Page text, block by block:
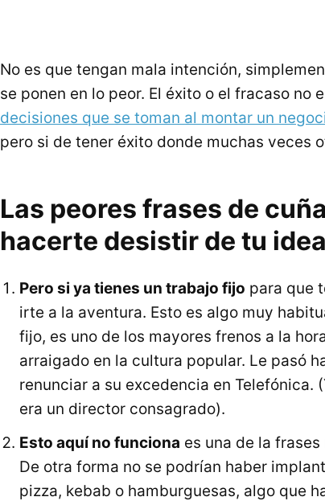
No es que tengan mala intención,
se ponen en lo peor. El éxito o el fracaso no
decisiones que se toman al montar un
pero si de tener éxito donde muchas veces
Las peores frases de
hacerte desistir de tu
Pero si ya tienes un trabajo fijo para que
irte a la aventura. Esto es algo muy
fijo, es uno de los mayores frenos a la
arraigado en la cultura popular. Le pasó
renunciar a su excedencia en Telefónica.
era un director consagrado).
Esto aquí no funciona es una de la
De otra forma no se podrían haber
pizza, kebab o hamburguesas, algo que